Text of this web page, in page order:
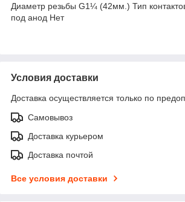
Диаметр резьбы G1¼ (42мм.) Тип
под анод Нет
Условия доставки
Доставка осуществляется только по
Самовывоз
Доставка курьером
Доставка почтой
Все условия доставки